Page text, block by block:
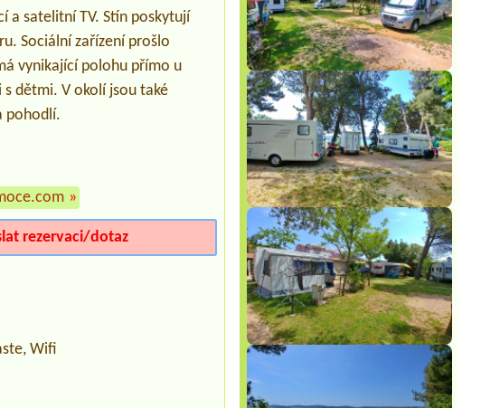
a satelitní TV. Stín poskytují
Sociální zařízení prošlo
vynikající polohu přímo u
dětmi. V okolí jsou také
pohodlí.
»
rezervaci/dotaz
Wifi